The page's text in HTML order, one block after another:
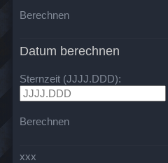
Berechnen
Datum berechnen
Sternzeit (JJJJ.DDD):
Berechnen
xxx